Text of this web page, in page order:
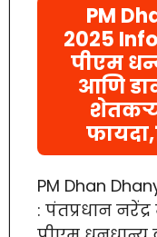
PM
2025
पीएम
आणि
PM Dhan
: पंतप्रधान